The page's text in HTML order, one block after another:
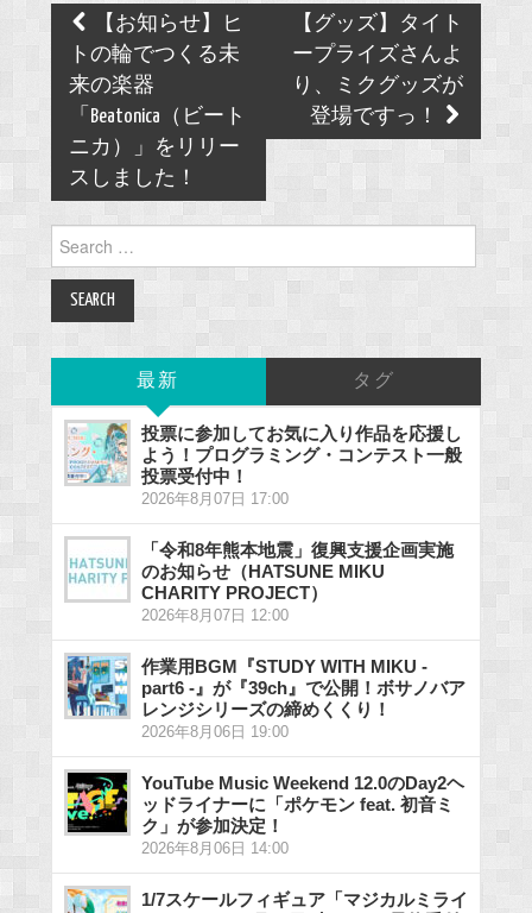
Post
navigation
【お知らせ】ヒ
トの輪でつくる未
来の楽器
「Beatonica（ビート
ニカ）」をリリー
スしました！
【グッズ】タイト
ープライズさんよ
り、ミクグッズが
登場ですっ！
for:
最新 タグ
投票に参加してお気に入り作品を応援し
よう！プログラミング・コンテスト一般
投票受付中！
2026年8月07日 17:00
「令和8年熊本地震」復興支援企画実施
のお知らせ（HATSUNE MIKU
CHARITY PROJECT）
2026年8月07日 12:00
作業用BGM『STUDY WITH MIKU -
part6 -』が『39ch』で公開！ボサノバア
レンジシリーズの締めくくり！
2026年8月06日 19:00
YouTube Music Weekend 12.0のDay2ヘ
ッドライナーに「ポケモン feat. 初音ミ
ク」が参加決定！
2026年8月06日 14:00
1/7スケールフィギュア「マジカルミライ